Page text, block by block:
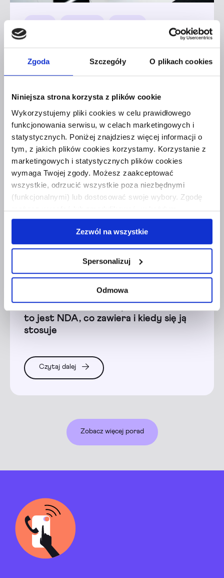
Zgoda Szczegóły O plikach cookies
Niniejsza strona korzysta z plików cookie
Wykorzystujemy pliki cookies w celu prawidłowego
funkcjonowania serwisu, w celach marketingowych i
statystycznych. Poniżej znajdziesz więcej informacji o
tym, z jakich plików cookies korzystamy. Korzystanie z
marketingowych i statystycznych plików cookies
wymaga Twojej zgody. Możesz zaakceptować
wszystkie, odrzucić wszystkie poza niezbędnymi
(funkcjonalnymi) lub dostosować swoje wybory. Zgodę
możesz wycofać lub zmodyfikować w każdym
momencie. Wycofanie zgody nie wpływa na zgodność z
prawem przetwarzania, którego dokonano przed
wycofaniem. Więcej informacji o wykorzystaniu plików
cookie oraz zasadach przetwarzania danych osobowych
Zezwól na wszystkie
Spersonalizuj
Odmowa
Biała lista podatników VAT, dzięki
której sprawdzisz kontrahenta
Czytaj dalej
Umowa o zachowaniu poufności – co
to jest NDA, co zawiera i kiedy się ją
stosuje
Czytaj dalej
Zobacz więcej porad